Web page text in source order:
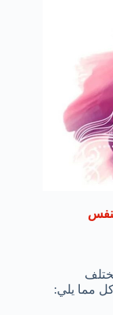
كل مما يلي: